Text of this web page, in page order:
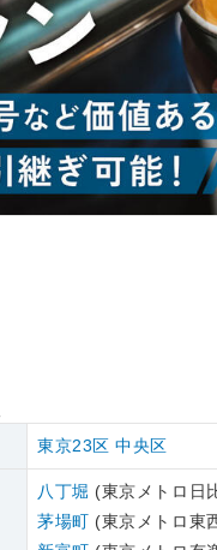
東京23区 中央区
八丁堀 (東京メトロ
茅場町 (東京メトロ